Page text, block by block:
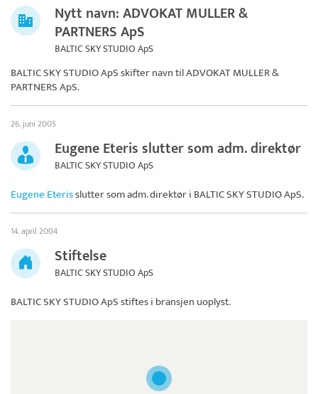
Nytt navn: ADVOKAT MULLER &
PARTNERS ApS
BALTIC SKY STUDIO ApS
BALTIC SKY STUDIO ApS skifter navn tilADVOKAT MULLER &
PARTNERS ApS.
26. juni 2005
Eugene Eteris slutter som adm. direktør
BALTIC SKY STUDIO ApS
Eugene Eterisslutter som adm. direktør i BALTIC SKY STUDIO ApS.
14. april 2004
Stiftelse
BALTIC SKY STUDIO ApS
BALTIC SKY STUDIO ApSstiftes i bransjen uoplyst.